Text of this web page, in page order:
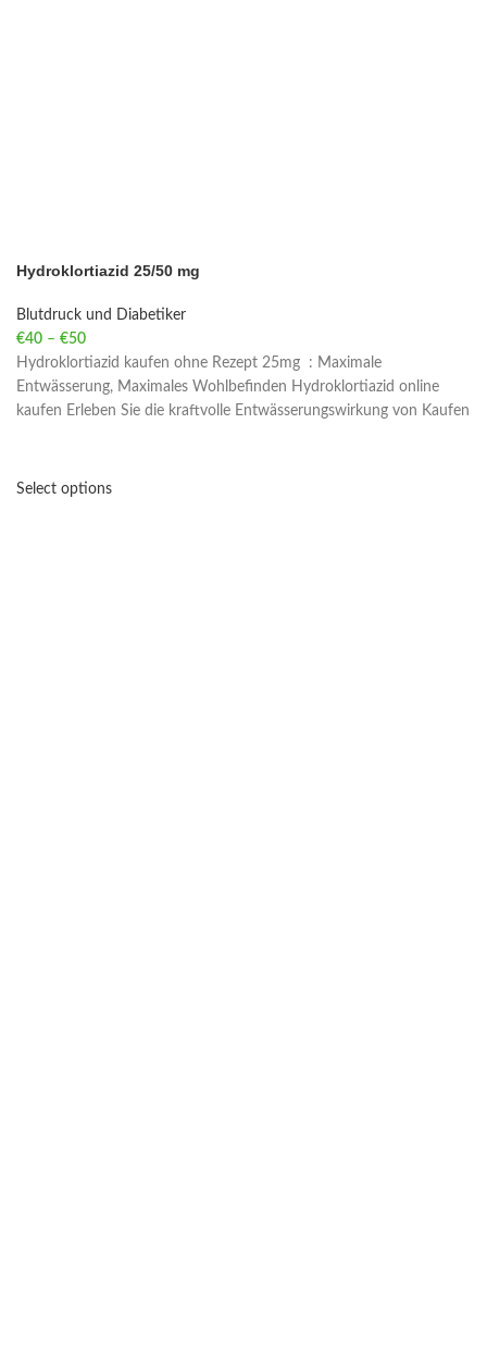
Hydroklortiazid 25/50 mg
Blutdruck und Diabetiker
€40 – €50
Hydroklortiazid kaufen ohne Rezept 25mg : Maximale
Entwässerung, Maximales Wohlbefinden Hydroklortiazid online
kaufen Erleben Sie die kraftvolle Entwässerungswirkung von Kaufen
Select options